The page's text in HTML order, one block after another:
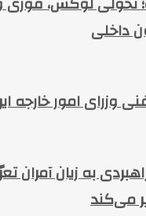
داخلی
وزرای امور خارجه
به زیان آمران
می‌کند